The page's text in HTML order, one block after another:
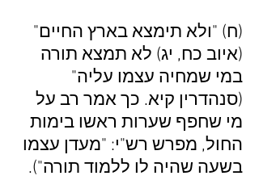
(ח) "ולא תימצא בארץ החיים"
(איוב כח, יג) לא תמצא תורה
במי שמחיה עצמו עליה"
(סנהדרין קיא. כך אמר רב על
מי שחפף שערות ראשו בימות
החול, מפרש רש"י: "מעדן עצמו
בשעה שהיה לו ללמוד תורה").